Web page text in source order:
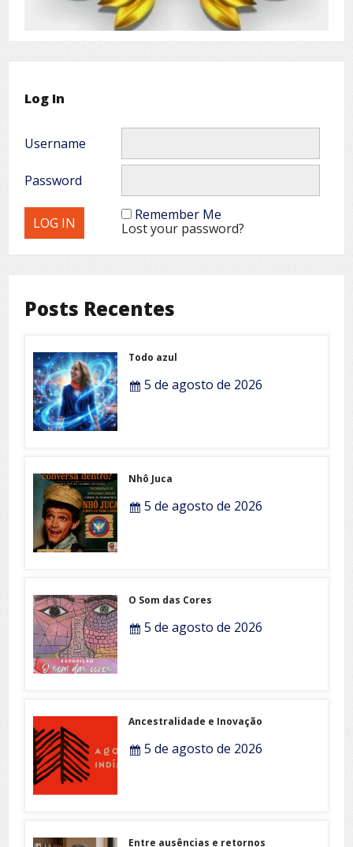
Log In
Username
Password
Remember Me
Lost your password?
Posts Recentes
Todo azul
5 de agosto de 2026
Nhô Juca
5 de agosto de 2026
O Som das Cores
5 de agosto de 2026
Ancestralidade e Inovação
5 de agosto de 2026
Entre ausências e retornos